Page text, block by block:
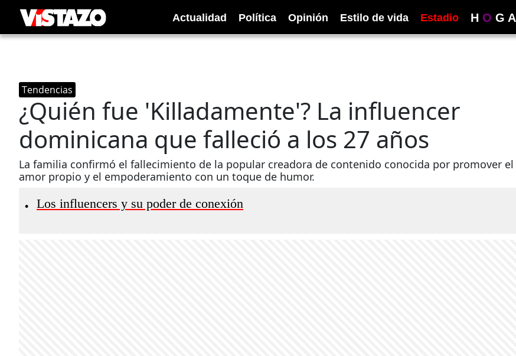
Actualidad Política Opinión Estilo de vida Estadio H O G A
Tendencias
¿Quién fue 'Killadamente'? La influencer
dominicana que falleció a los 27 años
La familia confirmó el fallecimiento de la popular creadora de contenido conocida por promover el
amor propio y el empoderamiento con un toque de humor.
• Los influencers y su poder de conexión